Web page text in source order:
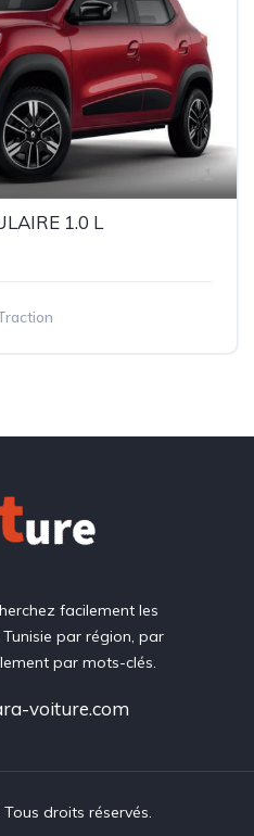
1
1.0 L
facilement les
par région, par
par mots-clés.
voiture.com
droits réservés.